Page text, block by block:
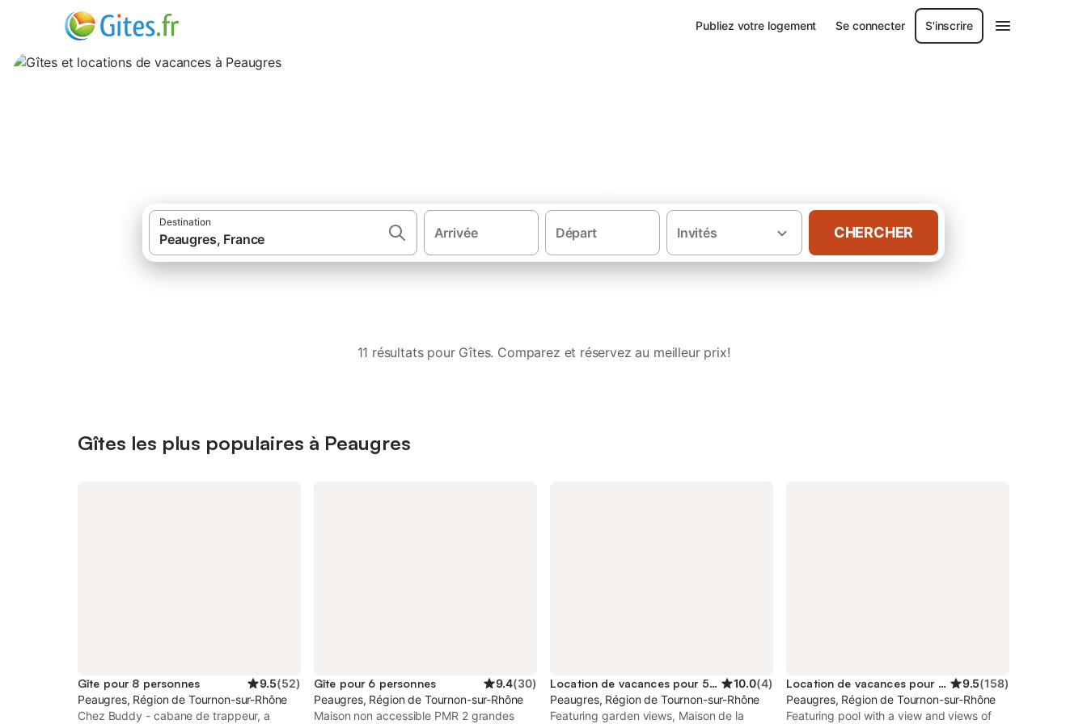
Publiez votre logement Se connecter S'inscrire
Destination
Arrivée Départ Invités CHERCHER
11 résultats pour Gîtes. Comparez et réservez au meilleur prix!
Gîtes les plus populaires à Peaugres
Gîte pour 8 personnes 9.5(52)
Peaugres, Région de Tournon-sur-Rhône
Chez Buddy - cabane de trappeur, a
Gîte pour 6 personnes 9.4(30)
Peaugres, Région de Tournon-sur-Rhône
Maison non accessible PMR 2 grandes
Location de vacances pour 5 personnes 10.0(4)
Peaugres, Région de Tournon-sur-Rhône
Featuring garden views, Maison de la
Location de vacances pour 2 personnes 9.5(158)
Peaugres, Région de Tournon-sur-Rhône
Featuring pool with a view and views of